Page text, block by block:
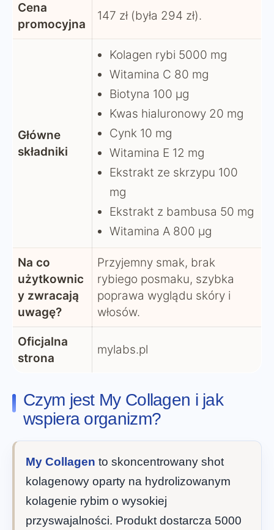
Cena
promocyjna
147 zł (była 294 zł).
Główne
składniki
Kolagen rybi 5000 mg
Witamina C 80 mg
Biotyna 100 µg
Kwas hialuronowy 20 mg
Cynk 10 mg
Witamina E 12 mg
Ekstrakt ze skrzypu 100
mg
Ekstrakt z bambusa 50 mg
Witamina A 800 µg
Na co
użytkownic
y zwracają
uwagę?
Przyjemny smak, brak
rybiego posmaku, szybka
poprawa wyglądu skóry i
włosów.
Oficjalna
strona
mylabs.pl
Czym jest My Collagen i jak
wspiera organizm?
My Collagen to skoncentrowany shot
kolagenowy oparty na hydrolizowanym
kolagenie rybim o wysokiej
przyswajalności. Produkt dostarcza 5000